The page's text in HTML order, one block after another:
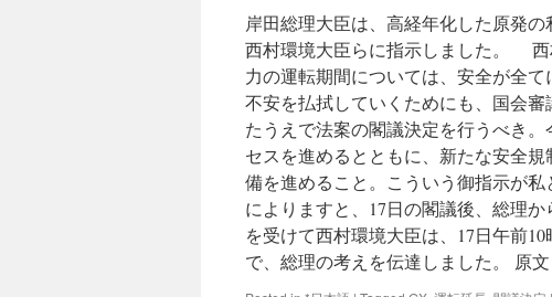
岸田総理大臣は、高経年化した原発
西村環境大臣らに指示しました。 西
力の運転期間については、安全が全
不安を払拭していくためにも、国会
たうえで法案の閣議決定を行うべき
セスを進めるとともに、新たな安全
備を進めること。こういう御指示が
によりますと、17日の閣議後、総理
を受けて西村環境大臣は、17日午前
で、総理の考えを伝達しました。 原文